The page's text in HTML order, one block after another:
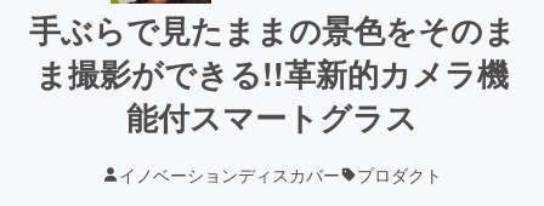
手ぶらで見たままの景色をそのま
ま撮影ができる!!革新的カメラ機
能付スマートグラス
イノベーションディスカバー プロダクト